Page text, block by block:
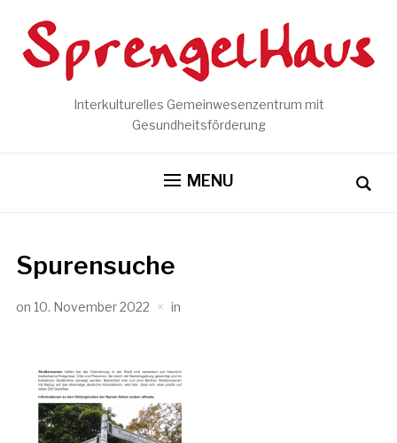
Interkulturelles Gemeinwesenzentrum mit
Gesundheitsförderung
MENU
Spurensuche
on 10. November 2022 in